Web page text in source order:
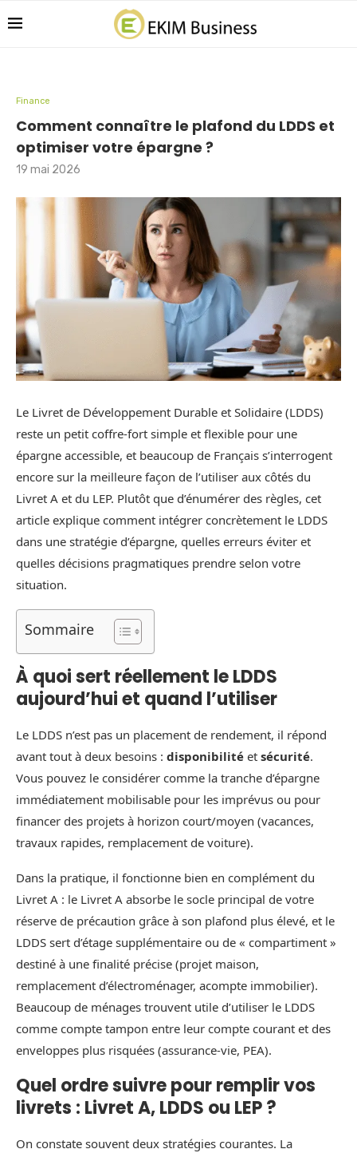
Finance
Comment connaître le plafond du LDDS et
optimiser votre épargne ?
19 mai 2026
Le Livret de Développement Durable et Solidaire (LDDS)
reste un petit coffre-fort simple et flexible pour une
épargne accessible, et beaucoup de Français s’interrogent
encore sur la meilleure façon de l’utiliser aux côtés du
Livret A et du LEP. Plutôt que d’énumérer des règles, cet
article explique comment intégrer concrètement le LDDS
dans une stratégie d’épargne, quelles erreurs éviter et
quelles décisions pragmatiques prendre selon votre
situation.
Sommaire
À quoi sert réellement le LDDS
aujourd’hui et quand l’utiliser
Le LDDS n’est pas un placement de rendement, il répond
avant tout à deux besoins : disponibilité et sécurité.
Vous pouvez le considérer comme la tranche d’épargne
immédiatement mobilisable pour les imprévus ou pour
financer des projets à horizon court/moyen (vacances,
travaux rapides, remplacement de voiture).
Dans la pratique, il fonctionne bien en complément du
Livret A : le Livret A absorbe le socle principal de votre
réserve de précaution grâce à son plafond plus élevé, et le
LDDS sert d’étage supplémentaire ou de « compartiment »
destiné à une finalité précise (projet maison,
remplacement d’électroménager, acompte immobilier).
Beaucoup de ménages trouvent utile d’utiliser le LDDS
comme compte tampon entre leur compte courant et des
enveloppes plus risquées (assurance-vie, PEA).
Quel ordre suivre pour remplir vos
livrets : Livret A, LDDS ou LEP ?
On constate souvent deux stratégies courantes. La